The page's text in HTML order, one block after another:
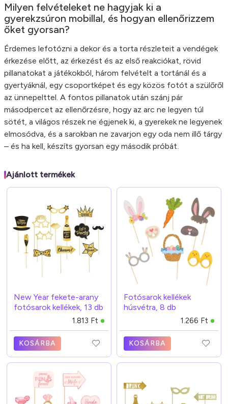
Milyen felvételeket ne hagyjak ki a
gyerekzsúron mobillal, és hogyan ellenőrizzem
őket gyorsan?
Érdemes lefotózni a dekor és a torta részleteit a vendégek
érkezése előtt, az érkezést és az első reakciókat, rövid
pillanatokat a játékokból, három felvételt a tortánál és a
gyertyáknál, egy csoportképet és egy közös fotót a szülőről
az ünnepelttel. A fontos pillanatok után szánj pár
másodpercet az ellenőrzésre, hogy az arc ne legyen túl
sötét, a világos részek ne égjenek ki, a gyerekek ne legyenek
elmosódva, és a sarokban ne zavarjon egy oda nem illő tárgy
– és ha kell, készíts gyorsan egy második próbát.
Ajánlott termékek
New Year fekete-arany
fotósarok kellékek, 13 db
1.813 Ft
KOSÁRBA
Fotósarok kellékek
húsvétra, 8 db
1.266 Ft
KOSÁRBA